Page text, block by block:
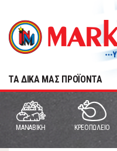
TA ΔΙΚΑ ΜΑΣ ΠΡΟΪΟΝΤΑ
MANABIKH ΚΡΕΟΠΩΛΕΙΟ